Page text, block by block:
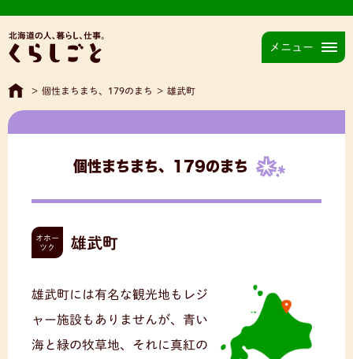
メニュー
> 個性まちまち、179のまち > 雄武町
個性まちまち、179のまち
オホー
ツク
雄武町
雄武町には有名な観光地もレジ
ャー施設もありませんが、青い
海と緑の牧草地、それに真紅の